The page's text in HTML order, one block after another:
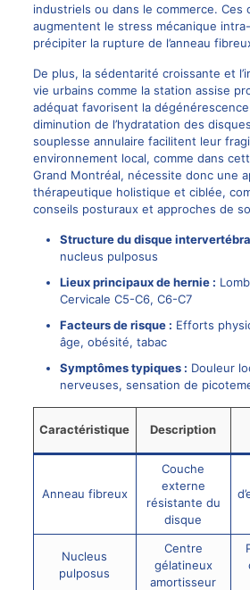
industriels ou dans le commerce.
augmentent le stress mécanique
précipiter la rupture de l’anneau
De plus, la sédentarité croissante et
vie urbains comme la station assise
adéquat favorisent la
diminution de l’hydratation des
souplesse annulaire facilitent leur
environnement local, comme dans
Grand Montréal, nécessite donc une
thérapeutique holistique et ciblée,
conseils posturaux et approches de
Structure du disque
nucleus pulposus
Lieux principaux de hernie :
Cervicale C5-C6, C6-C7
Facteurs de risque : Efforts
âge, obésité, tabac
Symptômes typiques : Douleur
nerveuses, sensation de
Caractéristique Description
Anneau fibreux
Couche
externe
résistante du
disque
Nucleus
pulposus
Centre
gélatineux
amortisseur